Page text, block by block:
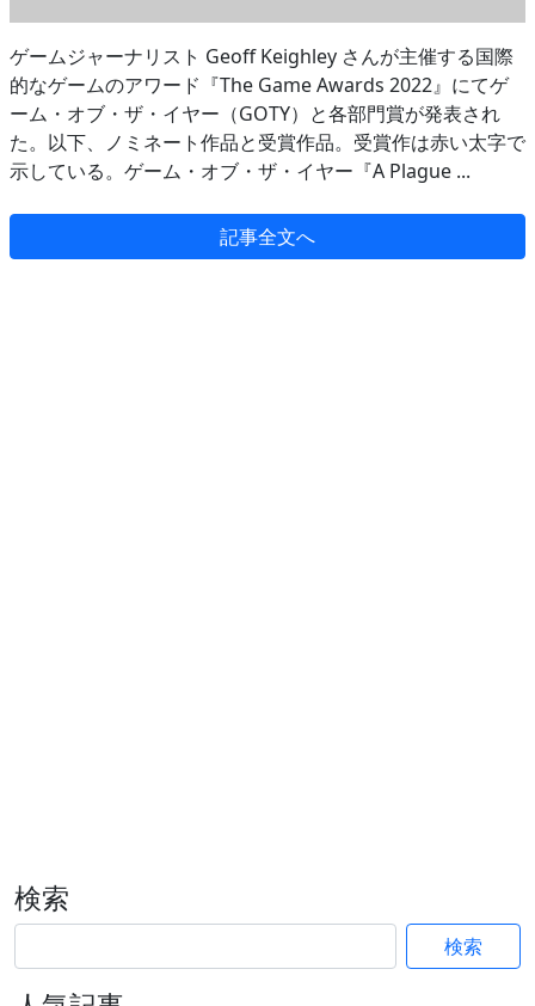
ゲームジャーナリスト Geoff Keighley さんが主催する国際
的なゲームのアワード『The Game Awards 2022』にてゲ
ーム・オブ・ザ・イヤー（GOTY）と各部門賞が発表され
た。以下、ノミネート作品と受賞作品。受賞作は赤い太字で
示している。ゲーム・オブ・ザ・イヤー『A Plague ...
記事全文へ
検索
検索